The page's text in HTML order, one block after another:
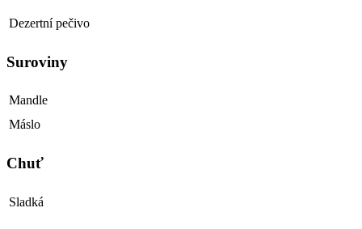
Dezertní pečivo
Suroviny
Mandle
Máslo
Chuť
Sladká